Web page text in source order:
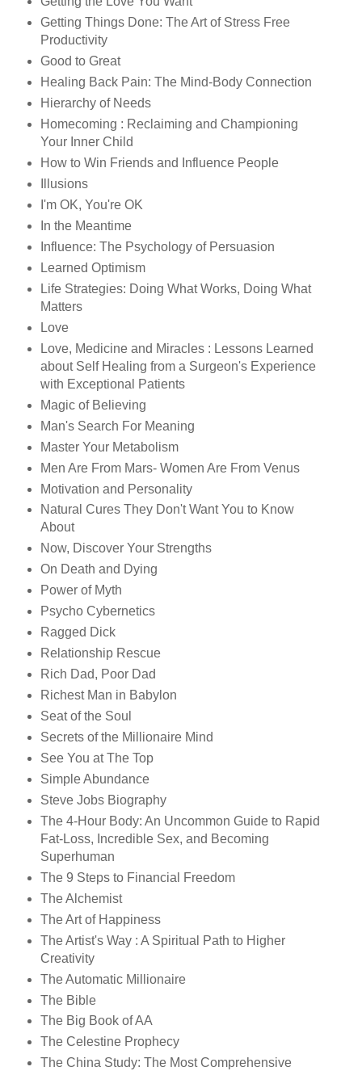
Getting Things Done: The Art of Stress Free
Productivity
Good to Great
Healing Back Pain: The Mind-Body Connection
Hierarchy of Needs
Homecoming : Reclaiming and Championing
Your Inner Child
How to Win Friends and Influence People
Illusions
I'm OK, You're OK
In the Meantime
Influence: The Psychology of Persuasion
Learned Optimism
Life Strategies: Doing What Works, Doing What
Matters
Love
Love, Medicine and Miracles : Lessons Learned
about Self Healing from a Surgeon's Experience
with Exceptional Patients
Magic of Believing
Man's Search For Meaning
Master Your Metabolism
Men Are From Mars- Women Are From Venus
Motivation and Personality
Natural Cures They Don't Want You to Know
About
Now, Discover Your Strengths
On Death and Dying
Power of Myth
Psycho Cybernetics
Ragged Dick
Relationship Rescue
Rich Dad, Poor Dad
Richest Man in Babylon
Seat of the Soul
Secrets of the Millionaire Mind
See You at The Top
Simple Abundance
Steve Jobs Biography
The 4-Hour Body: An Uncommon Guide to Rapid
Fat-Loss, Incredible Sex, and Becoming
Superhuman
The 9 Steps to Financial Freedom
The Alchemist
The Art of Happiness
The Artist's Way : A Spiritual Path to Higher
Creativity
The Automatic Millionaire
The Bible
The Big Book of AA
The Celestine Prophecy
The China Study: The Most Comprehensive